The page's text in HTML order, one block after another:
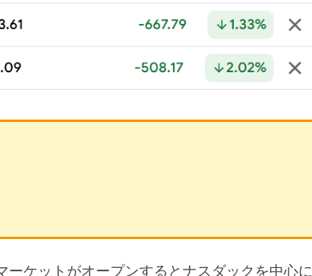
ケットがオープンするとナスダックを中心に